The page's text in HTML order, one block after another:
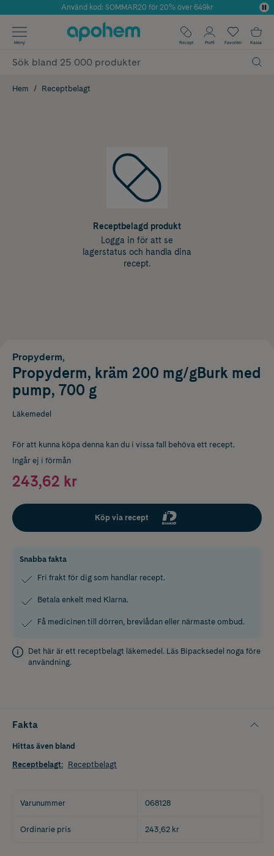
Årets Butik 2025 inom Skönhet
Använd kod: SOMMAR20 för 20% över 649kr
✓ Fri frakt
✓ Poäng på alla köp*
Meny Recept Profil Favoriter Kassa
Hem Receptbelagt
Receptbelagd produkt
Logga in för att se
lagerstatus och handla dina
recept.
Propyderm,
Propyderm, kräm 200 mg/gBurk med
pump, 700 g
Läkemedel
För att kunna köpa denna kan du i vissa fall behöva ett recept.
Ingår ej i förmån
243,62 kr
Köp via recept
Snabba fakta
Fri frakt för dig som handlar recept.
Betala enkelt med Klarna.
Få medicinen till dörren, brevlådan eller närmaste ombud.
Det här är ett receptbelagt läkemedel. Läs Bipacksedel noga före
användning.
Fakta
Hittas även bland
Receptbelagt: Receptbelagt
Varunummer 068128
Ordinarie pris 243,62 kr